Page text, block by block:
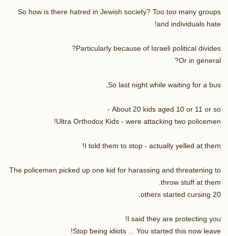
So how is there hatred in Jewish society? Too too many groups
and individuals hate!
Particularly because of Israeli political divides?
Or in general?
So last night while waiting for a bus,
About 20 kids aged 10 or 11 or so -
Ultra Orthodox Kids - were attacking two policemen!
I told them to stop - actually yelled at them!
The policemen picked up one kid for harassing and threatening to
throw stuff at them.
20 others started cursing.
I said they are protecting you!
Stop being idiots ... You started this now leave!